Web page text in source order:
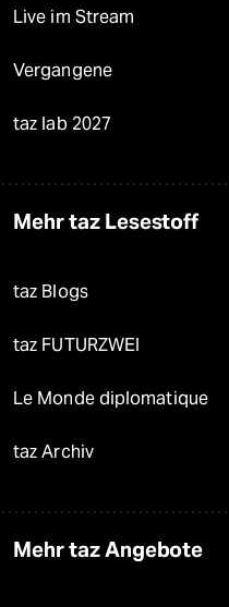
Live im Stream
Vergangene
taz lab 2027
Mehr taz Lesestoff
taz Blogs
taz FUTURZWEI
Le Monde diplomatique
taz Archiv
Mehr taz Angebote